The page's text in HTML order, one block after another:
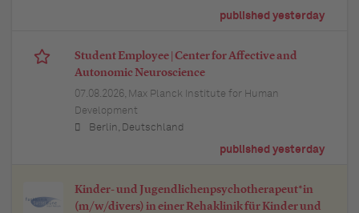
published yesterday
Student Employee | Center for Affective and
Autonomic Neuroscience
07.08.2026, Max Planck Institute for Human
Development
Berlin, Deutschland
published yesterday
Kinder- und Jugendlichenpsychotherapeut*in
(m/w/divers) in einer Rehaklinik für Kinder und